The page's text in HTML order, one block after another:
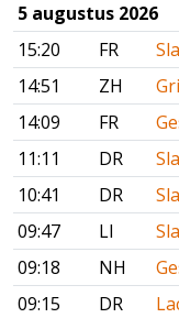
5 augustus 2026
15:20
FR
14:51
ZH
14:09
FR
11:11
DR
10:41
DR
09:47
LI
09:18
NH
09:15
DR